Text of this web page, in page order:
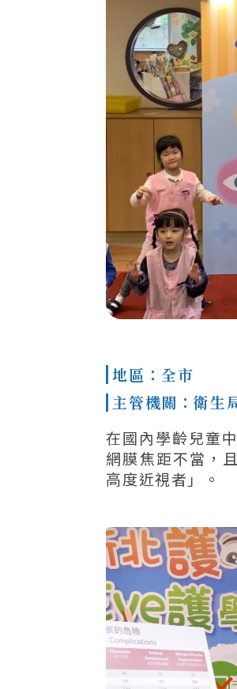
地區：全市
主管機關：衛生
在國內學齡兒童
網膜焦距不當，
高度近視者」。